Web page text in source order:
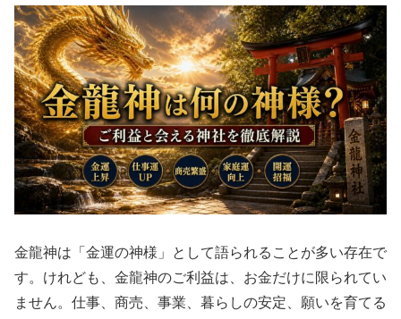
金龍神は「金運の神様」として語られることが多い存在で
す。けれども、金龍神のご利益は、お金だけに限られてい
ません。仕事、商売、事業、暮らしの安定、願いを育てる